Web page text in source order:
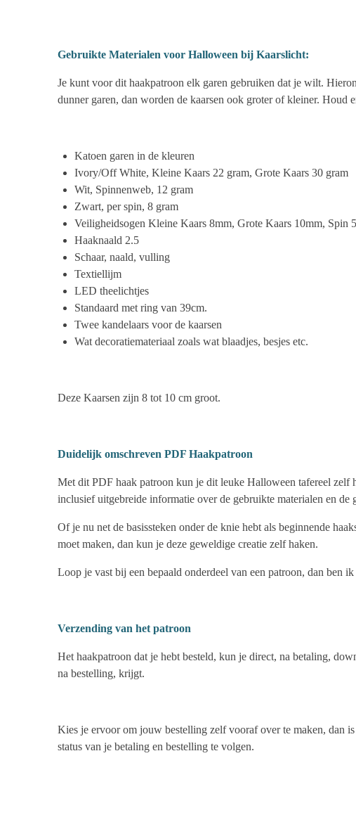
Gebruikte Materialen voor Halloween bij Kaarslicht:
Je kunt voor dit haakpatroon elk garen gebruiken dat je wilt.
dunner garen, dan worden de kaarsen ook groter of kleiner. Houd
Katoen garen in de kleuren
Ivory/Off White, Kleine Kaars 22 gram, Grote Kaars 30 gram
Wit, Spinnenweb, 12 gram
Zwart, per spin, 8 gram
Veiligheidsogen Kleine Kaars 8mm, Grote Kaars 10mm, Spin
Haaknaald 2.5
Schaar, naald, vulling
Textiellijm
LED theelichtjes
Standaard met ring van 39cm.
Twee kandelaars voor de kaarsen
Wat decoratiemateriaal zoals wat blaadjes, besjes etc.
Deze Kaarsen zijn 8 tot 10 cm groot.
Duidelijk omschreven PDF Haakpatroon
Met dit PDF haak patroon kun je dit leuke Halloween tafereel zelf
inclusief uitgebreide informatie over de gebruikte materialen en de
Of je nu net de basissteken onder de knie hebt als beginnende
moet maken, dan kun je deze geweldige creatie zelf haken.
Loop je vast bij een bepaald onderdeel van een patroon, dan ben
Verzending van het patroon
Het haakpatroon dat je hebt besteld, kun je direct, na betaling,
na bestelling, krijgt.
Kies je ervoor om jouw bestelling zelf vooraf over te maken, dan
status van je betaling en bestelling te volgen.